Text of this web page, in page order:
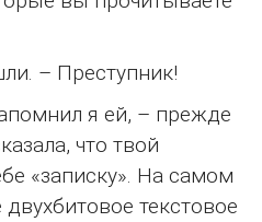
– Преступник!
я ей, – прежде
что твой
«записку». На самом
текстовое